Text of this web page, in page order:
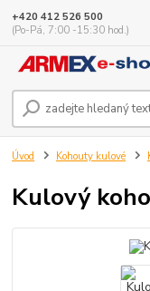
+420 412 526 500
(Po-Pá, 7:00 -15:30 hod.)
Úvod Kohouty kulové
Kulový